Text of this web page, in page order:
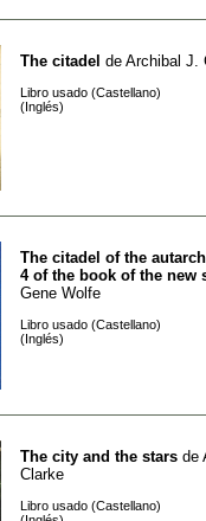
The citadel de Archibal J.
Libro usado (Castellano)
(Inglés)
The citadel of the
4 of the book of the new
Gene Wolfe
Libro usado (Castellano)
(Inglés)
The city and the stars de
Clarke
Libro usado (Castellano)